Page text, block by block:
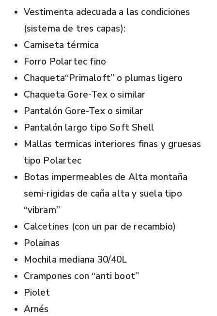
Vestimenta adecuada a las condiciones
(sistema de tres capas):
Camiseta térmica
Forro Polartec fino
Chaqueta“Primaloft” o plumas ligero
Chaqueta Gore-Tex o similar
Pantalón Gore-Tex o similar
Pantalón largo tipo Soft Shell
Mallas termicas interiores finas y gruesas
tipo Polartec
Botas impermeables de Alta montaña
semi-rigidas de caña alta y suela tipo
“vibram”
Calcetines (con un par de recambio)
Polainas
Mochila mediana 30/40L
Crampones con “anti boot”
Piolet
Arnés